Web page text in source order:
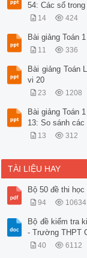
54: Các số
14 424
Bài giảng Toán
11 336
Bài giảng Toán
vi 20
23 1208
Bài giảng Toán
13: So sánh
13 312
TÀI LIỆU HAY
Bộ 50 đề thi
94 10634
Bộ đề kiểm tra
- Trường THPT
40 6112